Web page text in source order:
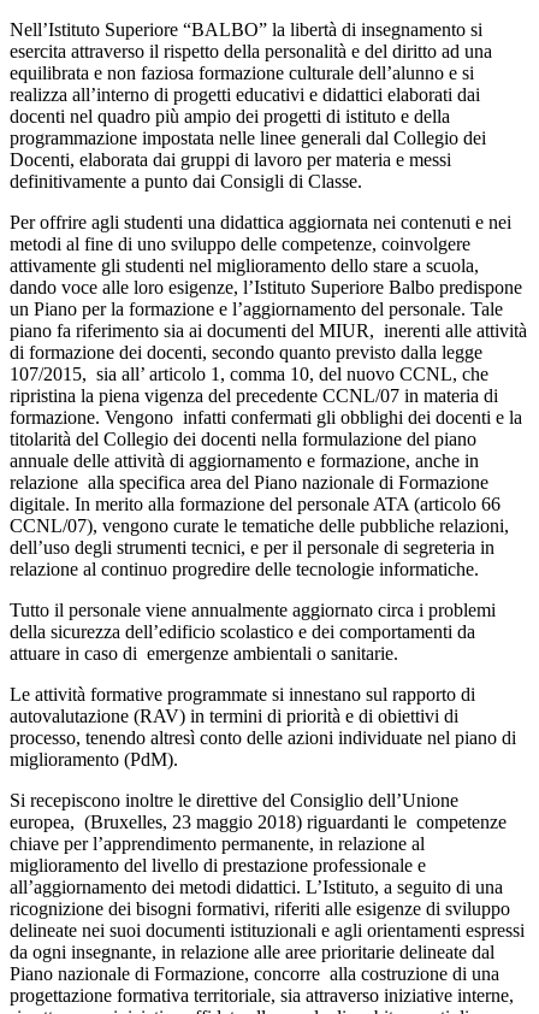
Nell’Istituto Superiore “BALBO” la libertà di insegnamento si
esercita attraverso il rispetto della personalità e del diritto ad una
equilibrata e non faziosa formazione culturale dell’alunno e si
realizza all’interno di progetti educativi e didattici elaborati dai
docenti nel quadro più ampio dei progetti di istituto e della
programmazione impostata nelle linee generali dal Collegio dei
Docenti, elaborata dai gruppi di lavoro per materia e messi
definitivamente a punto dai Consigli di Classe.
Per offrire agli studenti una didattica aggiornata nei contenuti e nei
metodi al fine di uno sviluppo delle competenze, coinvolgere
attivamente gli studenti nel miglioramento dello stare a scuola,
dando voce alle loro esigenze, l’Istituto Superiore Balbo predispone
un Piano per la formazione e l’aggiornamento del personale. Tale
piano fa riferimento sia ai documenti del MIUR, inerenti alle attività
di formazione dei docenti, secondo quanto previsto dalla legge
107/2015, sia all’ articolo 1, comma 10, del nuovo CCNL, che
ripristina la piena vigenza del precedente CCNL/07 in materia di
formazione. Vengono infatti confermati gli obblighi dei docenti e la
titolarità del Collegio dei docenti nella formulazione del piano
annuale delle attività di aggiornamento e formazione, anche in
relazione alla specifica area del Piano nazionale di Formazione
digitale. In merito alla formazione del personale ATA (articolo 66
CCNL/07), vengono curate le tematiche delle pubbliche relazioni,
dell’uso degli strumenti tecnici, e per il personale di segreteria in
relazione al continuo progredire delle tecnologie informatiche.
Tutto il personale viene annualmente aggiornato circa i problemi
della sicurezza dell’edificio scolastico e dei comportamenti da
attuare in caso di emergenze ambientali o sanitarie.
Le attività formative programmate si innestano sul rapporto di
autovalutazione (RAV) in termini di priorità e di obiettivi di
processo, tenendo altresì conto delle azioni individuate nel piano di
miglioramento (PdM).
Si recepiscono inoltre le direttive del Consiglio dell’Unione
europea, (Bruxelles, 23 maggio 2018) riguardanti le competenze
chiave per l’apprendimento permanente, in relazione al
miglioramento del livello di prestazione professionale e
all’aggiornamento dei metodi didattici. L’Istituto, a seguito di una
ricognizione dei bisogni formativi, riferiti alle esigenze di sviluppo
delineate nei suoi documenti istituzionali e agli orientamenti espressi
da ogni insegnante, in relazione alle aree prioritarie delineate dal
Piano nazionale di Formazione, concorre alla costruzione di una
progettazione formativa territoriale, sia attraverso iniziative interne,